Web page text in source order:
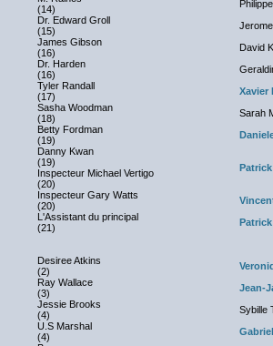
(14)
Dr. Edward Groll
(15)
James Gibson
(16)
David
Dr. Harden
(16)
Tyler Randall
(17)
Xavier
Sasha Woodman
(18)
Sarah
Betty Fordman
(19)
Danny Kwan
(19)
Inspecteur Michael Vertigo
(20)
Inspecteur Gary Watts
(20)
L'Assistant du principal
(21)
Desiree Atkins
(2)
Ray Wallace
(3)
Jean-
Jessie Brooks
(4)
Sybille
U.S Marshal
(4)